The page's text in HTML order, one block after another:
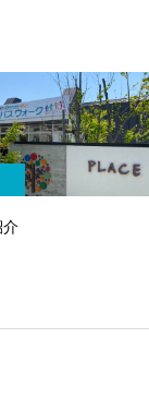
介